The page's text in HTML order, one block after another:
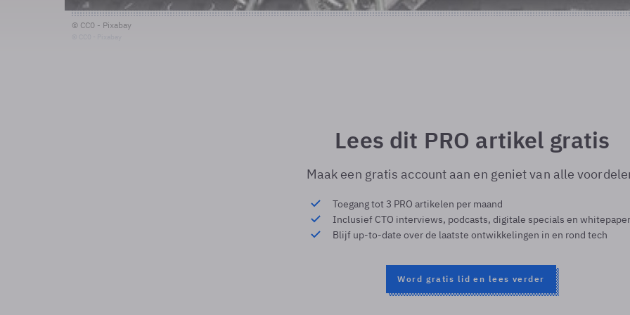
© CC0 - Pixabay
Lees dit PRO artikel gratis
Maak een gratis account aan en geniet van alle
Toegang tot 3 PRO artikelen per maand
Inclusief CTO interviews, podcasts, digitale specials en
Blijf up-to-date over de laatste ontwikkelingen in en rond tech
Word gratis lid en lees verder